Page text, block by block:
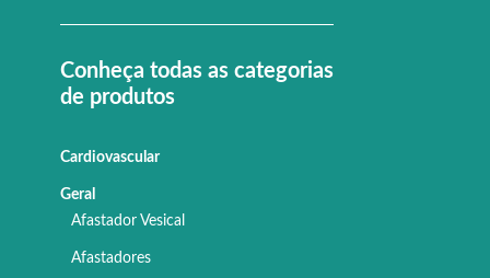
Conheça todas as categorias
de produtos
Cardiovascular
Geral
Afastador Vesical
Afastadores